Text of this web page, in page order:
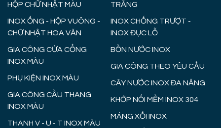
HỘP CHỮ NHẬT MÀU
INOX ỐNG - HỘP VUÔNG -
CHỮ NHẬT HOA VĂN
GIA CÔNG CỬA CỔNG
INOX MÀU
PHỤ KIỆN INOX MÀU
GIA CÔNG CẦU THANG
INOX MÀU
THANH V - U - T INOX MÀU
TRẮNG
INOX CHỐNG TRƯỢT -
INOX ĐỤC LỖ
BỒN NƯỚC INOX
GIA CÔNG THEO YÊU CẦU
CÂY NƯỚC INOX ĐA NĂNG
KHỚP NỐI MỀM INOX 304
MÁNG XỐI INOX